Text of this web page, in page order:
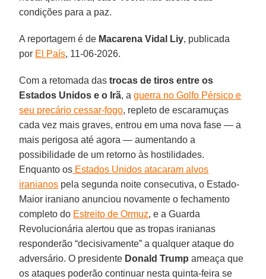
condições para a paz.
A reportagem é de Macarena Vidal Liy, publicada
por El País, 11-06-2026.
Com a retomada dastrocas de tiros entre os
Estados Unidos e o Irã, aguerra no Golfo Pérsico e
seu precário cessar-fogo, repleto de escaramuças
cada vez mais graves, entrou em uma nova fase — a
mais perigosa até agora — aumentando a
possibilidade de um retorno às hostilidades.
Enquanto os Estados Unidos atacaram alvos
iranianos pela segunda noite consecutiva, o Estado-
Maior iraniano anunciou novamente o fechamento
completo do Estreito de Ormuz, e a Guarda
Revolucionária alertou que as tropas iranianas
responderão “decisivamente” a qualquer ataque do
adversário. O presidente Donald Trump ameaça que
os ataques poderão continuar nesta quinta-feira se